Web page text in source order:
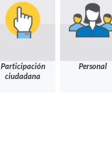
Participación
ciudadana
Personal